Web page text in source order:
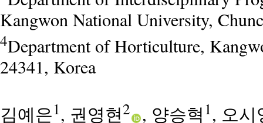
Kangwon National University,
4Department of Horticulture,
24341, Korea
김예은1, 권영현2 , 양승혁 1, 오시